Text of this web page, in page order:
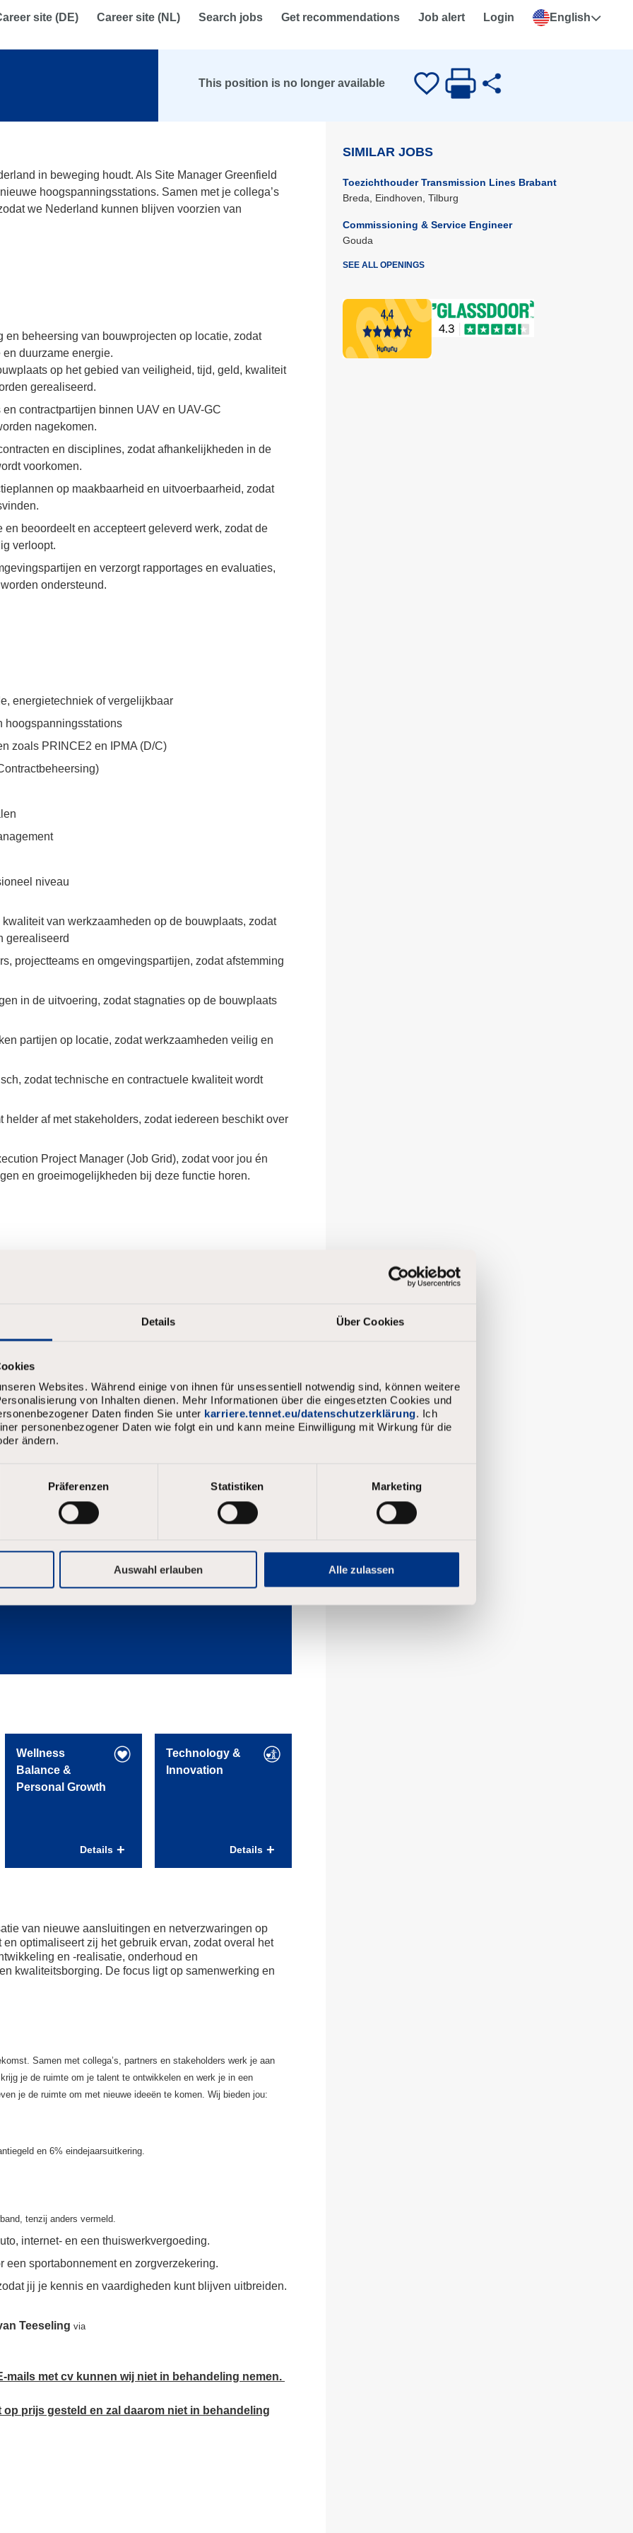
Details Über Cookies
Websites. Während einige von ihnen für unsessentiell notwendig sind, können weitere
von Inhalten dienen. Mehr Informationen über die eingesetzten Cookies und
Daten finden Sie unter karriere.tennet.eu/datenschutzerklärung. Ich
personenbezogener Daten wie folgt ein und kann meine Einwilligung mit Wirkung für die
ändern.
Präferenzen Statistiken Marketing
Auswahl erlauben Alle zulassen
site (DE) Career site (NL) Search jobs Get recommendations Job alert Login English
This position is no longer available
in beweging houdt. Als Site Manager Greenfield
hoogspanningsstations. Samen met je collega’s
we Nederland kunnen blijven voorzien van
beheersing van bouwprojecten op locatie, zodat
duurzame energie.
op het gebied van veiligheid, tijd, geld, kwaliteit
gerealiseerd.
contractpartijen binnen UAV en UAV-GC
nagekomen.
en disciplines, zodat afhankelijkheden in de
voorkomen.
op maakbaarheid en uitvoerbaarheid, zodat
beoordeelt en accepteert geleverd werk, zodat de
verloopt.
en verzorgt rapportages en evaluaties,
ondersteund.
energietechniek of vergelijkbaar
hoogspanningsstations
zoals PRINCE2 en IPMA (D/C)
niveau
van werkzaamheden op de bouwplaats, zodat
gerealiseerd
projectteams en omgevingspartijen, zodat afstemming
in de uitvoering, zodat stagnaties op de bouwplaats
partijen op locatie, zodat werkzaamheden veilig en
zodat technische en contractuele kwaliteit wordt
helder af met stakeholders, zodat iedereen beschikt over
Project Manager (Job Grid), zodat voor jou én
en groeimogelijkheden bij deze functie horen.
Wellness
Balance &
Personal Growth
fysiek en mentaal fit te
houden;
Fietsvergoeding;
Bijdrage van €60,-
voor je aanvullende
ziektekostenverzekering;
Bijdrage van €40,-
Details
Technology &
Innovation
Hoofdkantoor MCE
in Arnhem gelegen aan
het groen of lunch buiten
op het terras;
Bedrijfsrestaurant
met gevarieerde en
Flexibele
werkplekken op onze
kantoorlocaties met
Details
van nieuwe aansluitingen en netverzwaringen op
optimaliseert zij het gebruik ervan, zodat overal het
en -realisatie, onderhoud en
kwaliteitsborging. De focus ligt op samenwerking en
Samen met collega’s, partners en stakeholders werk je aan
je de ruimte om je talent te ontwikkelen en werk je in een
je de ruimte om met nieuwe ideeën te komen. Wij bieden jou:
en 6% eindejaarsuitkering.
tenzij anders vermeld.
internet- en een thuiswerkvergoeding.
sportabonnement en zorgverzekering.
jij je kennis en vaardigheden kunt blijven uitbreiden.
Teeseling via
met cv kunnen wij niet in behandeling nemen.
prijs gesteld en zal daarom niet in behandeling
SIMILAR JOBS
Toezichthouder Transmission Lines Brabant
Breda, Eindhoven, Tilburg
Commissioning & Service Engineer
Gouda
SEE ALL OPENINGS